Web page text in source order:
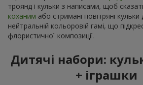
троянд і кульки з написами, щоб
коханим або стримані повітряні
нейтральній кольоровій гамі, що
флористичної композиції.
Дитячі набори:
+ іграшки